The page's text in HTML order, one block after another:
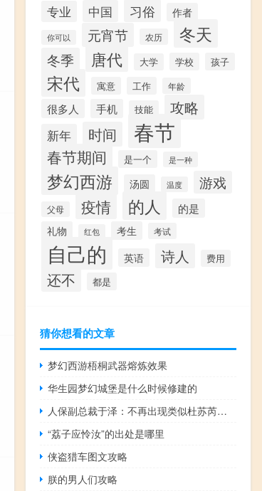
专业 中国 习俗 作者
你可以 元宵节 农历 冬天
冬季 唐代 大学 学校 孩子
宋代 寓意 工作 年龄
很多人 手机 技能 攻略
新年 时间 春节
春节期间 是一个 是一种
梦幻西游 汤圆 温度 游戏
父母 疫情 的人 的是
礼物 红包 考生 考试
自己的 英语 诗人 费用
还不 都是
猜你想看的文章
梦幻西游梧桐武器熔炼效果
华生园梦幻城堡是什么时候修建的
人保副总裁于泽：不再出现类似杜苏芮级别灾害前提下 年初既定盈利目标不变
“荔子应怜汝”的出处是哪里
侠盗猎车图文攻略
朕的男人们攻略